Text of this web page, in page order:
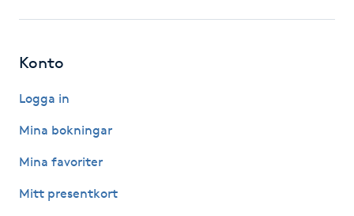
Hårborttagning
Hårbottenbehandling
Hårvård
Konto
Logga in
Mina bokningar
Mina favoriter
Mitt presentkort